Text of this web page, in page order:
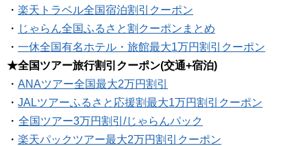
・ 楽天トラベル全国宿泊割引クーポン
・ じゃらん全国ふるさと割クーポンまとめ
・ 一休全国有名ホテル・旅館最大1万円割引クーポン
★全国ツアー旅行割引クーポン(交通+宿泊)
・ ANAツアー全国最大2万円割引
・ JALツアーふるさと応援割最大1万円割引クーポン
・ 全国ツアー3万円割引/じゃらんパック
・ 楽天パックツアー最大2万円割引クーポン